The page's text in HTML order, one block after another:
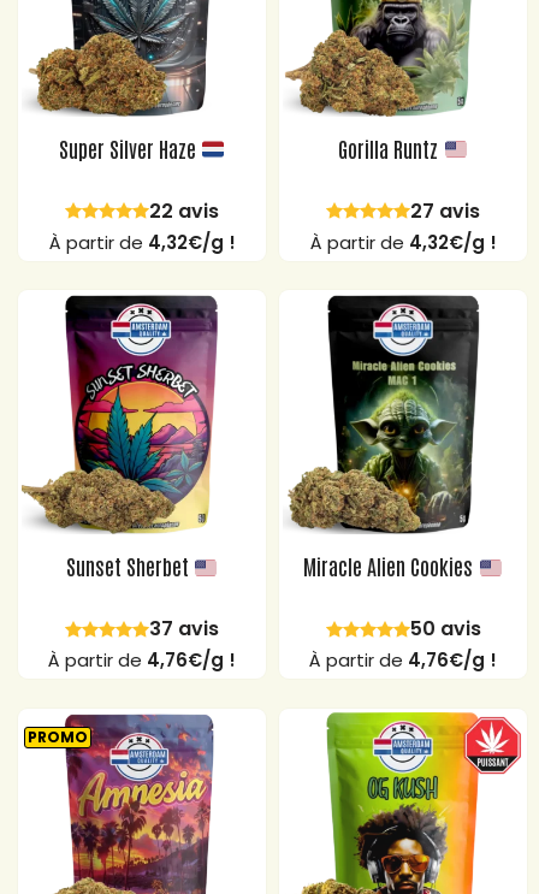
Super Silver Haze
22 avis
À partir de 4,32€/g !
Gorilla Runtz
27 avis
À partir de 4,32€/g !
Sunset Sherbet
37 avis
À partir de 4,76€/g !
Miracle Alien Cookies
50 avis
À partir de 4,76€/g !
PROMO